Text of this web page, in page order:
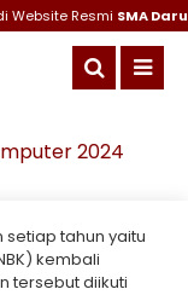
ResmiSMA
2024
setiap tahun yaitu
kembali
tersebut diikuti